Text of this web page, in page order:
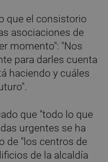
que el consistorio
asociaciones de
momento": "Nos
para darles cuenta
haciendo y cuáles
que "todo lo que
urgentes se ha
de "los centros de
de la alcaldía